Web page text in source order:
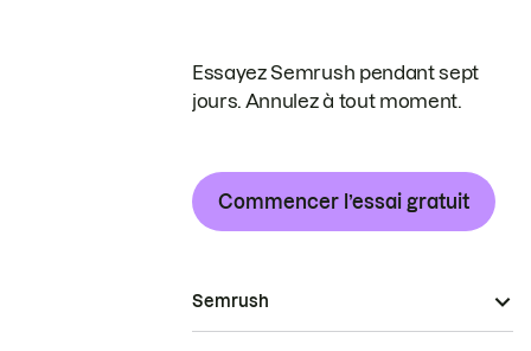
Essayez Semrush pendant sept
jours. Annulez à tout moment.
Commencer l’essai gratuit
Semrush